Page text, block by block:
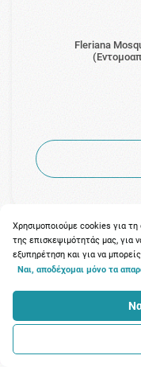
Fleriana
Χρησιμοποιούμε cookies για
της επισκεψιμότητάς μας, για
εξυπηρέτηση και για να
Ναι, αποδέχομαι μόνο τα